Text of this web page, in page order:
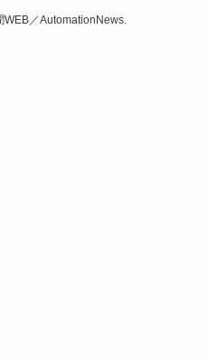
／AutomationNews.